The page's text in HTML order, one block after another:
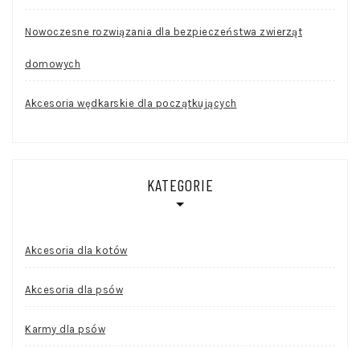
Nowoczesne rozwiązania dla bezpieczeństwa zwierząt
domowych
Akcesoria wędkarskie dla początkujących
KATEGORIE
Akcesoria dla kotów
Akcesoria dla psów
Karmy dla psów